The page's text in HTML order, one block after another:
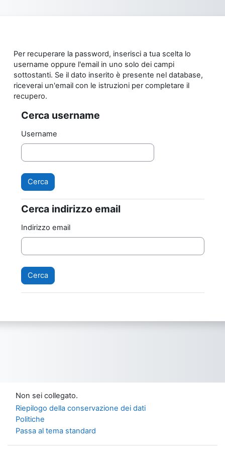
Per recuperare la password, inserisci a tua scelta lo
username oppure l'email in uno solo dei campi
sottostanti. Se il dato inserito è presente nel database,
riceverai un'email con le istruzioni per completare il
recupero.
Cerca username
Cerca username
Username
Cerca indirizzo email
Cerca indirizzo email
Indirizzo email
Non sei collegato.
Riepilogo della conservazione dei dati
Politiche
Passa al tema standard